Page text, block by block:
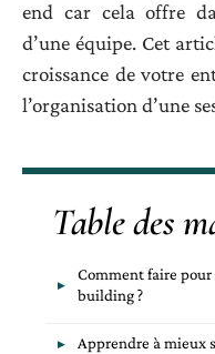
end car cela offre
d’une équipe. Cet
croissance de votre
l’organisation d’une
Table des
Comment faire pour
building ?
Apprendre à mieux